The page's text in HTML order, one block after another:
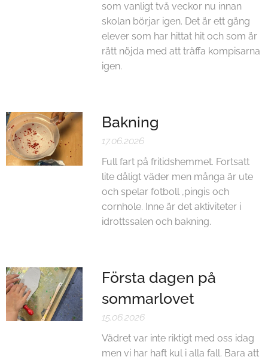
som vanligt två veckor nu innan
skolan börjar igen. Det är ett gäng
elever som har hittat hit och som är
rätt nöjda med att träffa kompisarna
igen.
Bakning
17.06.2026
Full fart på fritidshemmet. Fortsatt
lite dåligt väder men många är ute
och spelar fotboll ,pingis och
cornhole. Inne är det aktiviteter i
idrottssalen och bakning.
Första dagen på
sommarlovet
15.06.2026
Vädret var inte riktigt med oss idag
men vi har haft kul i alla fall. Bara att